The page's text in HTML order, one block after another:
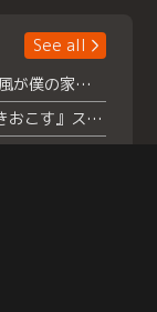
See all
浮所飛貴主演！ 【夏色の風が僕の家にやってきた】 本日よりテラサで独占配信スタート！
『夏色の雲が恋と嵐をまきおこす』スペシャルメイキング 【Part1】2026年７月18日（土）23時30分～配信スタート！話題のシーンの裏側を大公開！豪華キャスト大集合！ 『武宮家 真夏の家族会議』開催！